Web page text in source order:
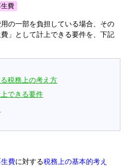
費
の一部を負担している場合、その
」として計上できる要件を、下記
税務上の考え方
できる要件
費に対する税務上の基本的考え